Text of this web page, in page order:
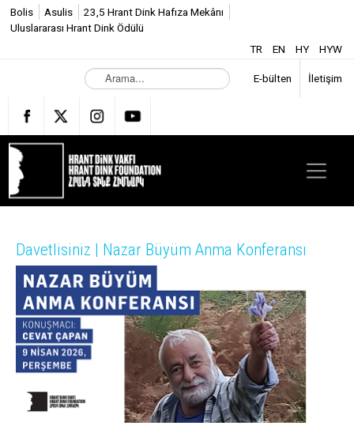
Bolis Asulis
23,5 Hrant Dink Hafıza Mekânı
Uluslararası Hrant Dink Ödülü
TR
EN HY HYW
A
r
m
a
.
.
E-bülten İletişim
Davetlisiniz | Nazar Büyüm Anma Konferansı